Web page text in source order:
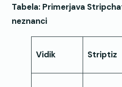
Tabela: Primerjava
neznanci
Vidik Striptiz